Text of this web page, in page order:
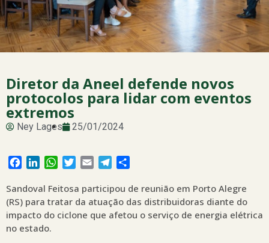
Diretor da Aneel defende novos
protocolos para lidar com eventos
extremos
Ney Lages 25/01/2024
Facebook
LinkedInWhatsApp
Twitter
Email Telegram
Sandoval Feitosa participou de reunião em Porto Alegre
(RS) para tratar da atuação das distribuidoras diante do
impacto do ciclone que afetou o serviço de energia elétrica
no estado.